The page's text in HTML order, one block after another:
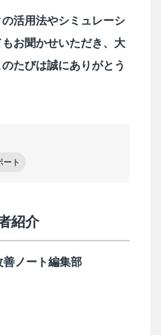
活用法やシミュレーシ
お聞かせいただき、大
たびは誠にありがとう
ート
紹介
善ノート編集部